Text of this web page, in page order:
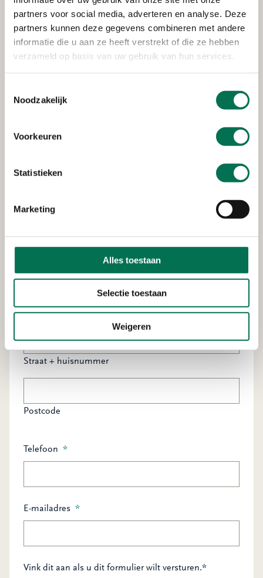
partners voor social media, adverteren en analyse. Deze
partners kunnen deze gegevens combineren met andere
informatie die u aan ze heeft verstrekt of die ze hebben
verzameld op basis van uw gebruik van hun services.
Noodzakelijk
Voorkeuren
Statistieken
Marketing
Alles toestaan
Selectie toestaan
Weigeren
Voeg eventueel bijlage(s) toe
Max. bestandsgrootte: 100 MB.
Denk bijvoorbeeld aan een plattegrond van de woning
of informatie over de parkeersituatie.
Wat zijn uw gegevens?
Deze gegevens hebben we nodig voor de behandeling
van de aanvraag.
Naam
Voornaam
Bent u ondernemer? Vul dan uw bedrijfsnaam in.
Adres *
Straat + huisnummer
Postcode
Telefoon *
E-mailadres *
Vink dit aan als u dit formulier wilt versturen.*